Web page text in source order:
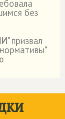
без
" призвал